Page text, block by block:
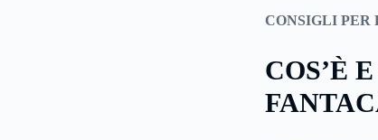
CONSIGLI PER
COS’È